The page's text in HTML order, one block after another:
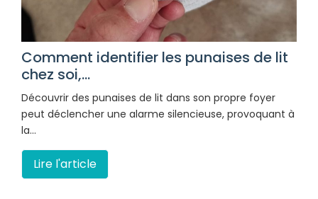
Comment identifier les punaises de lit
chez soi,...
Découvrir des punaises de lit dans son propre foyer
peut déclencher une alarme silencieuse, provoquant à
la…
Lire l'article